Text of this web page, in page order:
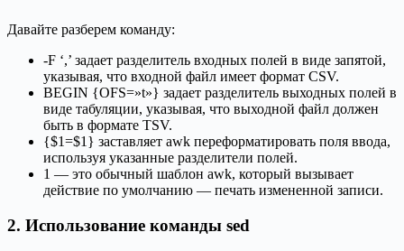
Давайте разберем команду:
-F ‘,’ задает разделитель входных полей в виде запятой,
указывая, что входной файл имеет формат CSV.
BEGIN {OFS=»t»} задает разделитель выходных полей в
виде табуляции, указывая, что выходной файл должен
быть в формате TSV.
{$1=$1} заставляет awk переформатировать поля ввода,
используя указанные разделители полей.
1 — это обычный шаблон awk, который вызывает
действие по умолчанию — печать измененной записи.
2. Использование команды sed